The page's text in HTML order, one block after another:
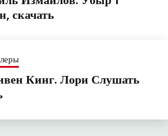
скачать
Кинг. Лори Слушать